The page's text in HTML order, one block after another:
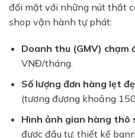
đối mặt với những nút thắt
shop vận hành tự phát:
Doanh thu (GMV) chạm
VNĐ/tháng.
Số lượng đơn hàng lẹt
(tương đương khoảng
Hình ảnh gian hàng thô
được đầu tư, thiết kế